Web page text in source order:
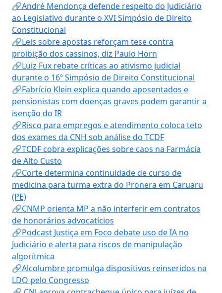
🔗André Mendonça defende respeito do Judiciário
ao Legislativo durante o XVI Simpósio de Direito
Constitucional
🔗Leis sobre apostas reforçam tese contra
proibição dos cassinos, diz Paulo Horn
🔗Luiz Fux rebate críticas ao ativismo judicial
durante o 16º Simpósio de Direito Constitucional
🔗Fabrício Klein explica quando aposentados e
pensionistas com doenças graves podem garantir a
isenção do IR
🔗Risco para empregos e atendimento coloca teto
dos exames da CNH sob análise do TCDF
🔗TCDF cobra explicações sobre caos na Farmácia
de Alto Custo
🔗Corte determina continuidade de curso de
medicina para turma extra do Pronera em Caruaru
(PE)
🔗CNMP orienta MP a não interferir em contratos
de honorários advocatícios
🔗Podcast Justiça em Foco debate uso de IA no
Judiciário e alerta para riscos de manipulação
algorítmica
🔗Alcolumbre promulga dispositivos reinseridos na
LDO pelo Congresso